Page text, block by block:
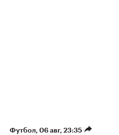
Футбол⁠, 06 авг, 23:35